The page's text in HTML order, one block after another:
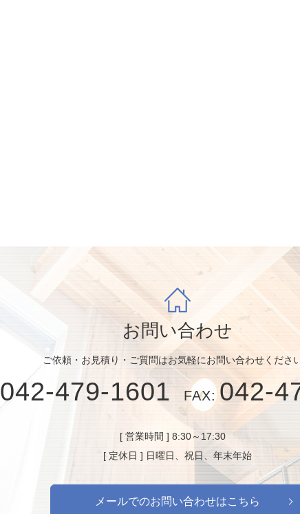
お問い合わせ
ご依頼・お見積り・ご質問はお気軽にお問い合わせください
042-479-1601 FAX: 042-
[ 営業時間 ] 8:30～17:30
[ 定休日 ] 日曜日、祝日、年末年始
メールでのお問い合わせはこちら